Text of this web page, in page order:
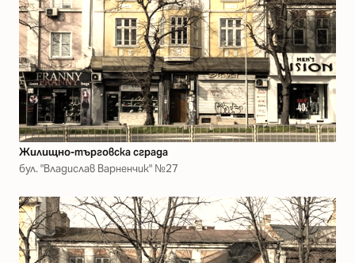
Жилищно-търговска сграда
бул. "Владислав Варненчик" №27